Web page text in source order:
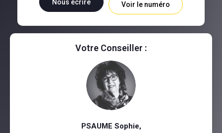
Nous écrire Voir le numéro
Votre Conseiller :
PSAUME Sophie,